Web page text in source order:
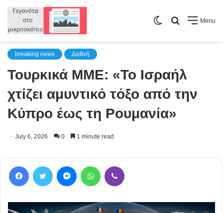
Menu
Search
Switch
breaking news Διεθνή
Τουρκικά ΜΜΕ: «Το Ισραήλ
χτίζει αμυντικό τόξο από την
Κύπρο έως τη Ρουμανία»
July 6, 2026 0 1 minute read